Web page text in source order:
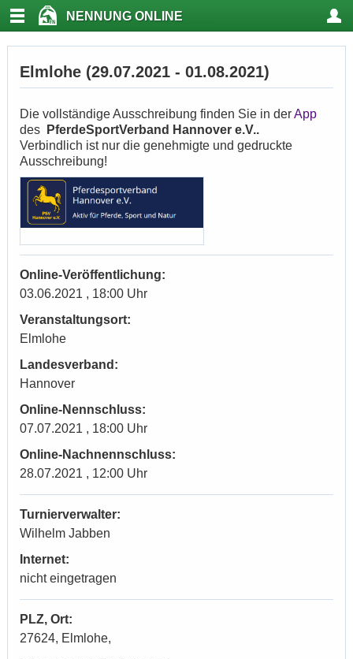
NENNUNG ONLINE
Elmlohe (29.07.2021 - 01.08.2021)
Die vollständige Ausschreibung finden Sie in derApp
des
PferdeSportVerband Hannover e.V..
Verbindlich ist nur die genehmigte und gedruckte
Ausschreibung!
Online-Veröffentlichung:
03.06.2021 , 18:00 Uhr
Veranstaltungsort:
Elmlohe
Landesverband:
Hannover
Online-Nennschluss:
07.07.2021 , 18:00 Uhr
Online-Nachnennschluss:
28.07.2021 , 12:00 Uhr
Turnierverwalter:
Wilhelm Jabben
Internet:
nicht eingetragen
PLZ, Ort:
27624, Elmlohe,